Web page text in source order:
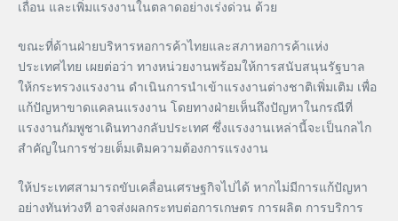
เถื่อน และเพิ่มแรงงานในตลาดอย่างเร่งด่วน ด้วย
ขณะที่ด้านฝ่ายบริหารหอการค้าไทยและสภาหอการค้าแห่ง
ประเทศไทย เผยต่อว่า ทางหน่วยงานพร้อมให้การสนับสนุนรัฐบาล
ให้กระทรวงแรงงาน ดำเนินการนำเข้าแรงงานต่างชาติเพิ่มเติม เพื่อ
แก้ปัญหาขาดแคลนแรงงาน โดยทางฝ่ายเห็นถึงปัญหาในกรณีที่
แรงงานกัมพูชาเดินทางกลับประเทศ ซึ่งแรงงานเหล่านี้จะเป็นกลไก
สำคัญในการช่วยเต็มเติมความต้องการแรงงาน
ให้ประเทศสามารถขับเคลื่อนเศรษฐกิจไปได้ หากไม่มีการแก้ปัญหา
อย่างทันท่วงที อาจส่งผลกระทบต่อการเกษตร การผลิต การบริการ